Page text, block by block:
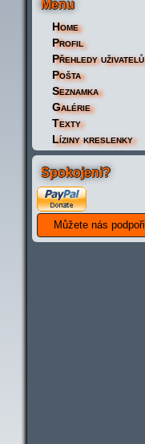
Menu
Home
Profil
Přehledy uživatelů
Pošta
Seznamka
Galérie
Texty
Líziny kreslenky
Spokojeni?